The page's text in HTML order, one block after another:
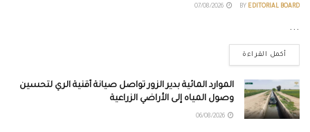
BY EDITORIAL BOARD
...
أكمل القراءة
الموارد المائية بدير الزور تواصل صيانة أقنية الري لتحسين
وصول المياه إلى الأراضي الزراعية